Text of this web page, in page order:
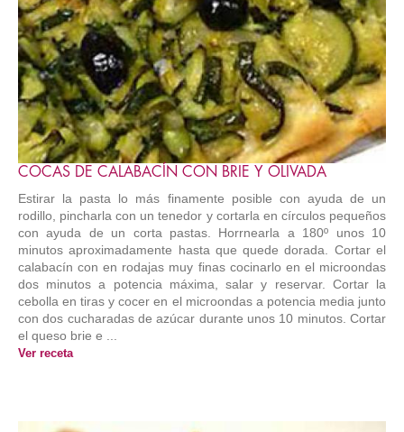
COCAS DE CALABACÍN CON BRIE Y OLIVADA
Estirar la pasta lo más finamente posible con ayuda de un
rodillo, pincharla con un tenedor y cortarla en círculos pequeños
con ayuda de un corta pastas. Horrnearla a 180º unos 10
minutos aproximadamente hasta que quede dorada. Cortar el
calabacín con en rodajas muy finas cocinarlo en el microondas
dos minutos a potencia máxima, salar y reservar. Cortar la
cebolla en tiras y cocer en el microondas a potencia media junto
con dos cucharadas de azúcar durante unos 10 minutos. Cortar
el queso brie e ...
Ver receta